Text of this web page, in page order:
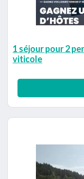
1 séjour pour 2
viticole